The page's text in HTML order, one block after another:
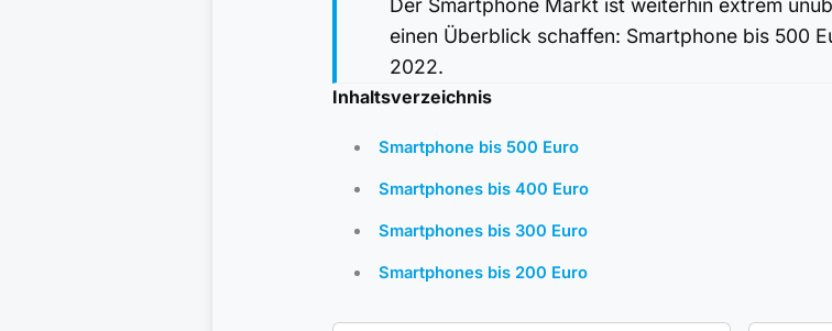
Der Smartphone Markt ist weiterhin extrem
einen Überblick schaffen: Smartphone bis 500
2022.
Inhaltsverzeichnis
Smartphone bis 500 Euro
Smartphones bis 400 Euro
Smartphones bis 300 Euro
Smartphones bis 200 Euro